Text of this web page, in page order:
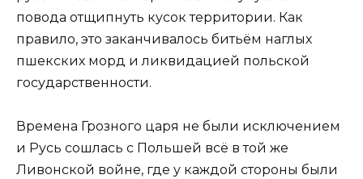
повода отщипнуть кусок территории. Как
правило, это заканчивалось битьём наглых
пшекских морд и ликвидацией польской
государственности.
Времена Грозного царя не были исключением
и Русь сошлась с Польшей всё в той же
Ливонской войне, где у каждой стороны были